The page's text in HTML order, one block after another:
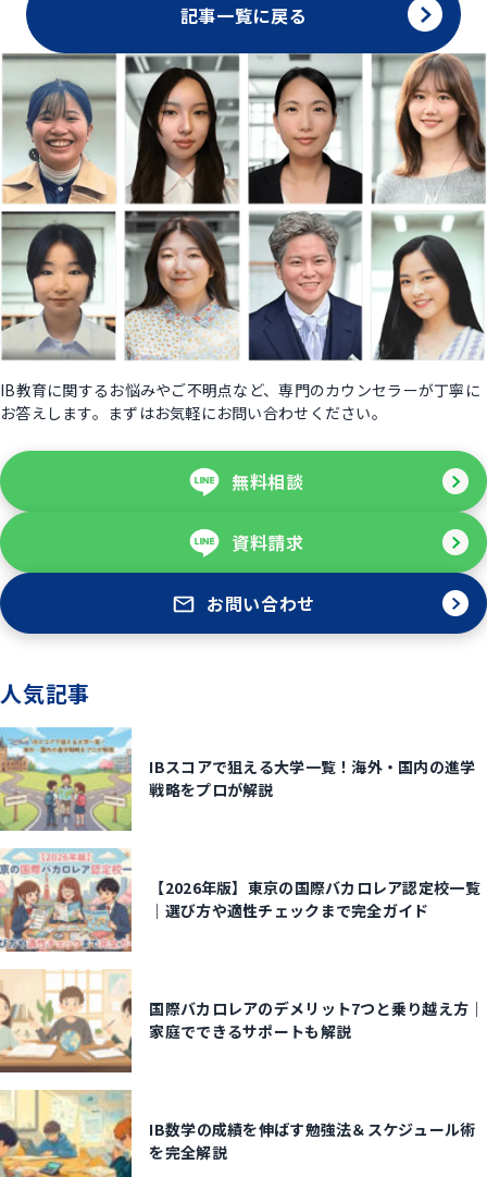
記事一覧に戻る
IB教育に関するお悩みやご不明点など、専門のカウンセラーが丁寧に
お答えします。まずはお気軽にお問い合わせください。
無料相談
資料請求
お問い合わせ
人気記事
IBスコアで狙える大学一覧！海外・国内の進学
戦略をプロが解説
【2026年版】東京の国際バカロレア認定校一覧
｜選び方や適性チェックまで完全ガイド
国際バカロレアのデメリット7つと乗り越え方｜
家庭でできるサポートも解説
IB数学の成績を伸ばす勉強法＆スケジュール術
を完全解説